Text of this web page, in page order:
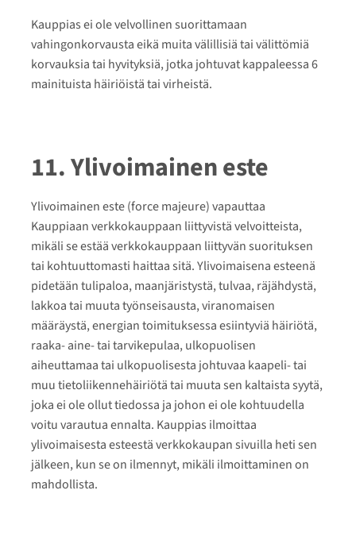
Kauppias ei ole velvollinen suorittamaan
vahingonkorvausta eikä muita välillisiä tai välittömiä
korvauksia tai hyvityksiä, jotka johtuvat kappaleessa 6
mainituista häiriöistä tai virheistä.
11. Ylivoimainen este
Ylivoimainen este (force majeure) vapauttaa
Kauppiaan verkkokauppaan liittyvistä velvoitteista,
mikäli se estää verkkokauppaan liittyvän suorituksen
tai kohtuuttomasti haittaa sitä. Ylivoimaisena esteenä
pidetään tulipaloa, maanjäristystä, tulvaa, räjähdystä,
lakkoa tai muuta työnseisausta, viranomaisen
määräystä, energian toimituksessa esiintyviä häiriötä,
raaka- aine- tai tarvikepulaa, ulkopuolisen
aiheuttamaa tai ulkopuolisesta johtuvaa kaapeli- tai
muu tietoliikennehäiriötä tai muuta sen kaltaista syytä,
joka ei ole ollut tiedossa ja johon ei ole kohtuudella
voitu varautua ennalta. Kauppias ilmoittaa
ylivoimaisesta esteestä verkkokaupan sivuilla heti sen
jälkeen, kun se on ilmennyt, mikäli ilmoittaminen on
mahdollista.